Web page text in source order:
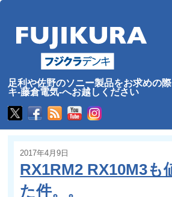
足利や佐野のソニー製品をお求めの
キ-藤倉電気-へお越しください
2017年4月9日
RX1RM2 RX10M3も
た件。。